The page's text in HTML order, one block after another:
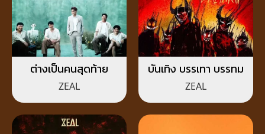
ต่างเป็นคนสุดท้าย
ZEAL
บันเทิง บรรเทา บรรทม
ZEAL